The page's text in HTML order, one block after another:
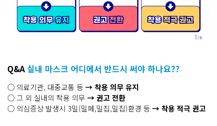
Q&A실내 마스크 어디에서 반드시 써야 하나요??
○ 의료기관, 대중교통 등 → 착용 의무 유지
○ 그 외 실내의 착용 의무 → 권고 전환
○ 의심증상 발생시 3밀(밀폐,밀집,밀집)환경 등 → 착용 적극 권고